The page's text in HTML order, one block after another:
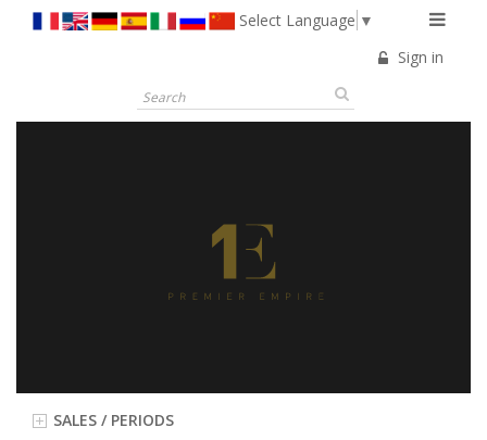
Select Language ▼
Sign in
SALES / PERIODS